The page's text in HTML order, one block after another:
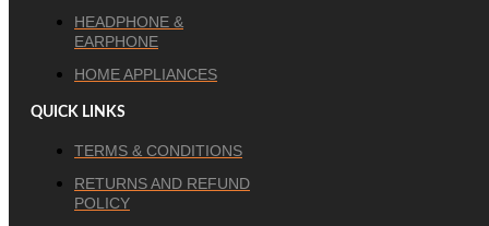
HEADPHONE &
EARPHONE
HOME APPLIANCES
QUICK LINKS
TERMS & CONDITIONS
RETURNS AND REFUND
POLICY